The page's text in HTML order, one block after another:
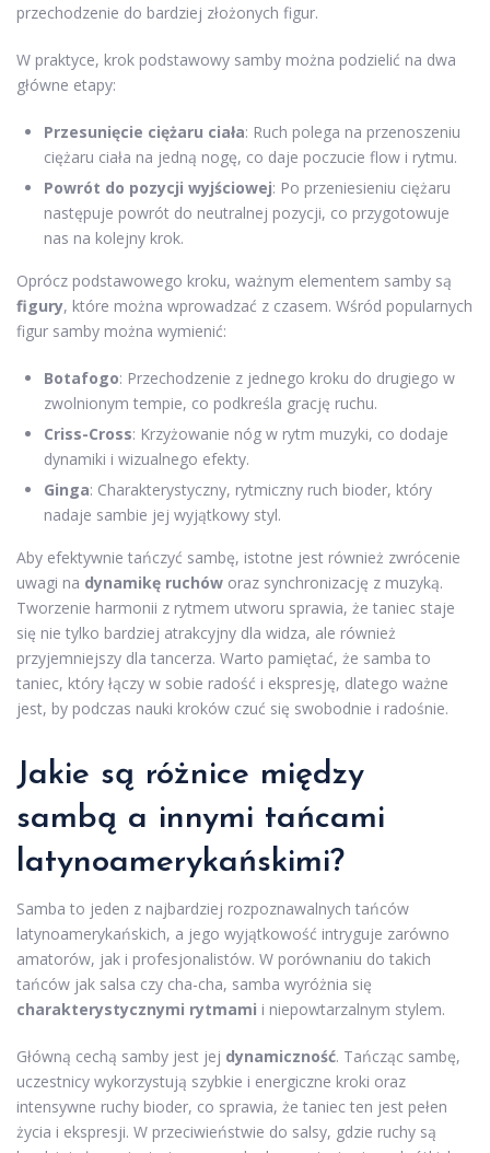
przechodzenie do bardziej złożonych figur.
W praktyce, krok podstawowy samby można podzielić na dwa
główne etapy:
Przesunięcie ciężaru ciała: Ruch polega na przenoszeniu
ciężaru ciała na jedną nogę, co daje poczucie flow i rytmu.
Powrót do pozycji wyjściowej: Po przeniesieniu ciężaru
następuje powrót do neutralnej pozycji, co przygotowuje
nas na kolejny krok.
Oprócz podstawowego kroku, ważnym elementem samby są
figury, które można wprowadzać z czasem. Wśród popularnych
figur samby można wymienić:
Botafogo: Przechodzenie z jednego kroku do drugiego w
zwolnionym tempie, co podkreśla grację ruchu.
Criss-Cross: Krzyżowanie nóg w rytm muzyki, co dodaje
dynamiki i wizualnego efekty.
Ginga: Charakterystyczny, rytmiczny ruch bioder, który
nadaje sambie jej wyjątkowy styl.
Aby efektywnie tańczyć sambę, istotne jest również zwrócenie
uwagi na dynamikę ruchów oraz synchronizację z muzyką.
Tworzenie harmonii z rytmem utworu sprawia, że taniec staje
się nie tylko bardziej atrakcyjny dla widza, ale również
przyjemniejszy dla tancerza. Warto pamiętać, że samba to
taniec, który łączy w sobie radość i ekspresję, dlatego ważne
jest, by podczas nauki kroków czuć się swobodnie i radośnie.
Jakie są różnice między
sambą a innymi tańcami
latynoamerykańskimi?
Samba to jeden z najbardziej rozpoznawalnych tańców
latynoamerykańskich, a jego wyjątkowość intryguje zarówno
amatorów, jak i profesjonalistów. W porównaniu do takich
tańców jak salsa czy cha-cha, samba wyróżnia się
charakterystycznymi rytmami i niepowtarzalnym stylem.
Główną cechą samby jest jej dynamiczność. Tańcząc sambę,
uczestnicy wykorzystują szybkie i energiczne kroki oraz
intensywne ruchy bioder, co sprawia, że taniec ten jest pełen
życia i ekspresji. W przeciwieństwie do salsy, gdzie ruchy są